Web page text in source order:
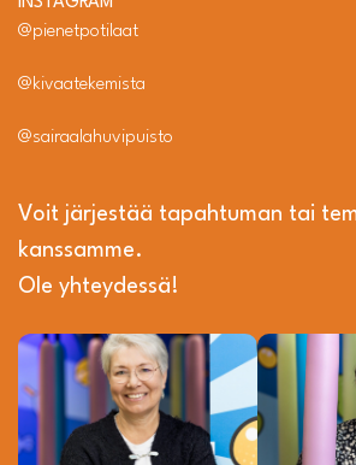
@pienetpotilaat
@kivaatekemista
@sairaalahuvipuisto
Voit järjestää tapahtuman tai
kanssamme.
Ole yhteydessä!